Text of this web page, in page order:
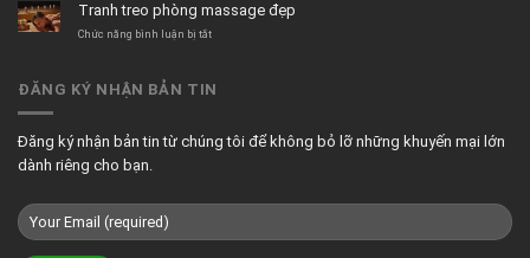
treo
quán
Tranh treo phòng massage đẹp
Chức năng bình luận bị tắtở
phòng
ĐĂNG KÝ NHẬN BẢN TIN
Đăng ký nhận bản tin từ chúng tôi để không bỏ lỡ những khuyến mại lớn
dành riêng cho bạn.